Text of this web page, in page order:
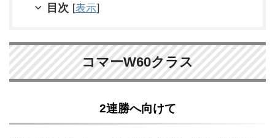
目次 [表示]
コマーW60クラス
2連勝へ向けて